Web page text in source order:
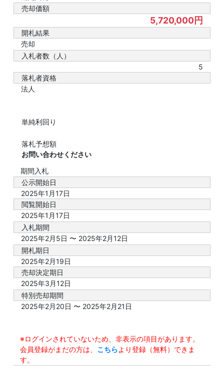
売却価額
5,720,000円
開札結果
売却
入札者数（人）
5
落札者資格
法人
単純利回り
落札予想額
お問い合わせください
期間入札
公示開始日
2025年1月17日
閲覧開始日
2025年1月17日
入札期間
2025年2月5日 〜 2025年2月12日
開札期日
2025年2月19日
売却決定期日
2025年3月12日
特別売却期間
2025年2月20日 〜 2025年2月21日
※ログインされていないため、非表示の項目があります。
会員登録がまだの方は、 こちらより登録（無料）できま
す。